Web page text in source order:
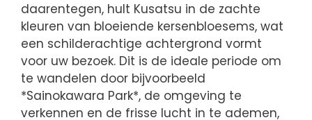
daarentegen, hult Kusatsu in de zachte
kleuren van bloeiende kersenbloesems, wat
een schilderachtige achtergrond vormt
voor uw bezoek. Dit is de ideale periode om
te wandelen door bijvoorbeeld
*Sainokawara Park*, de omgeving te
verkennen en de frisse lucht in te ademen,